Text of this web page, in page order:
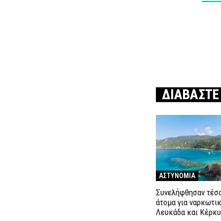
ΔΙΑΒΑΣΤΕ
ΑΣΤΥΝΟΜΙΑ
Συνελήφθησαν
άτομα για
Λευκάδα και